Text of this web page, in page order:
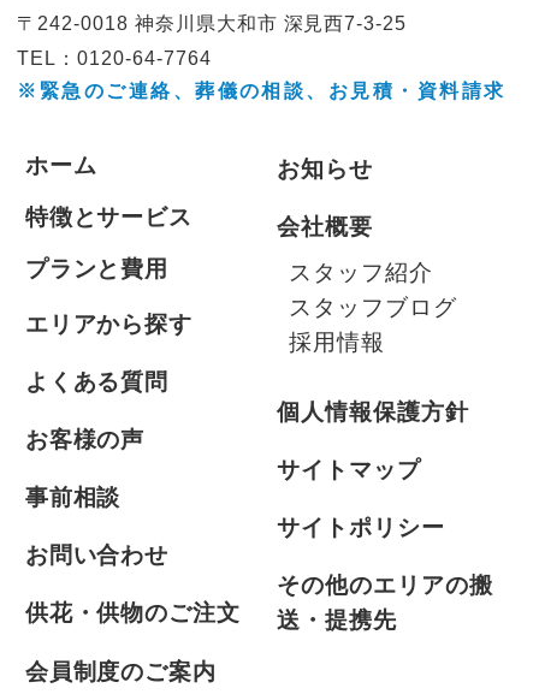
〒242-0018 神奈川県大和市 深見西7-3-25
TEL：0120-64-7764
※緊急のご連絡、葬儀の相談、 お見積・資料請求
ホーム
特徴とサービス
プランと費用
エリアから探す
よくある質問
お客様の声
事前相談
お問い合わせ
供花・供物のご注文
会員制度のご案内
お知らせ
会社概要
スタッフ紹介
スタッフブログ
採用情報
個人情報保護方針
サイトマップ
サイトポリシー
その他のエリアの搬
送・提携先